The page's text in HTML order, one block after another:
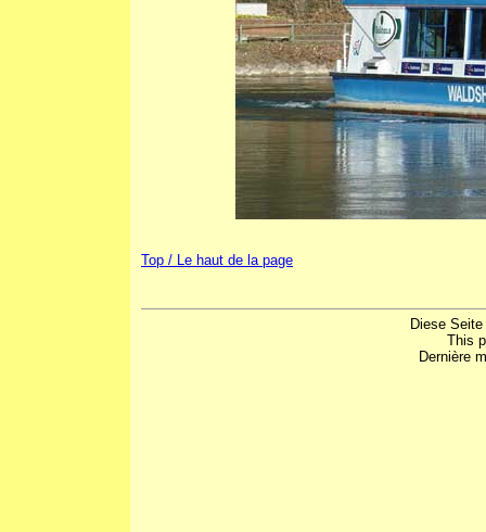
Top / Le haut de la page
Diese
This
Dernière